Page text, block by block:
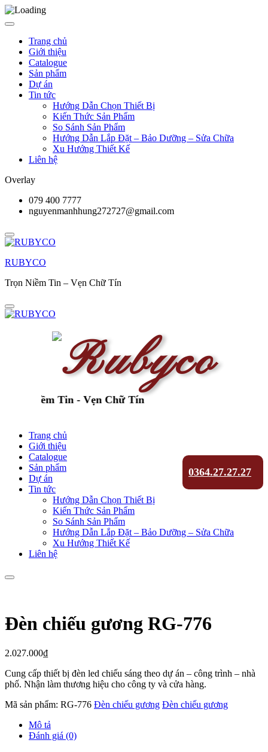
Trang chủ
Giới thiệu
Catalogue
Sản phẩm
Dự án
Tin tức
Hướng Dẫn Chọn Thiết Bị
Kiến Thức Sản Phẩm
So Sánh Sản Phẩm
Hướng Dẫn Lắp Đặt – Bảo Dưỡng – Sửa Chữa
Xu Hướng Thiết Kế
Liên hệ
Overlay
079 400 7777
nguyenmanhhung272727@gmail.com
RUBYCO
Trọn Niềm Tin – Vẹn Chữ Tín
Niềm Tin - Vẹn Chữ Tín
0364.27.27.27
Trang chủ
Giới thiệu
Catalogue
Sản phẩm
Dự án
Tin tức
Hướng Dẫn Chọn Thiết Bị
Kiến Thức Sản Phẩm
So Sánh Sản Phẩm
Hướng Dẫn Lắp Đặt – Bảo Dưỡng – Sửa Chữa
Xu Hướng Thiết Kế
Liên hệ
Đèn chiếu gương RG-776
2.027.000₫
Cung cấp thiết bị đèn led chiếu sáng theo dự án – công trình – nhà
phố. Nhận làm thương hiệu cho công ty và cửa hàng.
Mã sản phẩm: RG-776 Đèn chiếu gương Đèn chiếu gương
Mô tả
Đánh giá (0)